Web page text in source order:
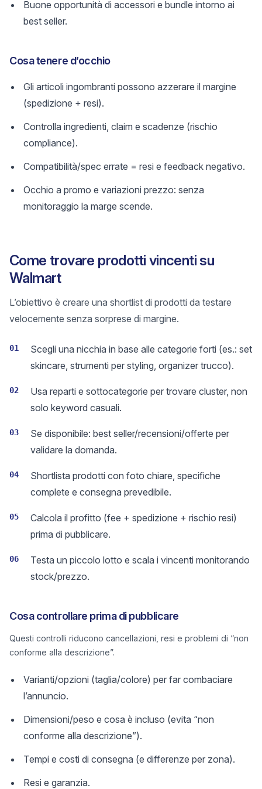
Buone opportunità di accessori e bundle intorno ai
best seller.
Cosa tenere d’occhio
Gli articoli ingombranti possono azzerare il margine
(spedizione + resi).
Controlla ingredienti, claim e scadenze (rischio
compliance).
Compatibilità/spec errate = resi e feedback negativo.
Occhio a promo e variazioni prezzo: senza
monitoraggio la marge scende.
Come trovare prodotti vincenti su
Walmart
L’obiettivo è creare una shortlist di prodotti da testare
velocemente senza sorprese di margine.
01
Scegli una nicchia in base alle categorie forti (es.: set
skincare, strumenti per styling, organizer trucco).
02
Usa reparti e sottocategorie per trovare cluster, non
solo keyword casuali.
03
Se disponibile: best seller/recensioni/offerte per
validare la domanda.
04
Shortlista prodotti con foto chiare, specifiche
complete e consegna prevedibile.
05
Calcola il profitto (fee + spedizione + rischio resi)
prima di pubblicare.
06
Testa un piccolo lotto e scala i vincenti monitorando
stock/prezzo.
Cosa controllare prima di pubblicare
Questi controlli riducono cancellazioni, resi e problemi di “non
conforme alla descrizione”.
Varianti/opzioni (taglia/colore) per far combaciare
l’annuncio.
Dimensioni/peso e cosa è incluso (evita “non
conforme alla descrizione”).
Tempi e costi di consegna (e differenze per zona).
Resi e garanzia.